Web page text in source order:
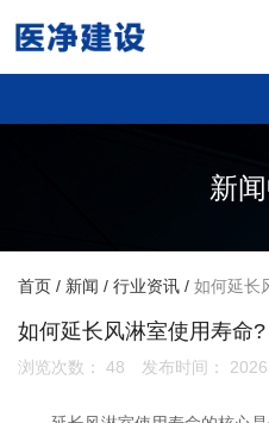
新
首页 / 新闻 / 行业资讯 / 如何延长
如何延长风淋室使用寿命?
浏览次数： 48 发布时间：